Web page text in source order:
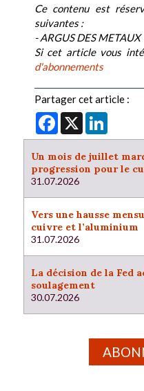
Ce contenu est
suivantes :
- ARGUS DES METAUX
Si cet article vous
d'abonnements
Partager cet article :
Facebook
X
Un mois de juillet
progression pour le
31.07.2026
Vers une hausse
cuivre et l’aluminium
31.07.2026
La décision de la Fed
soulagement
30.07.2026